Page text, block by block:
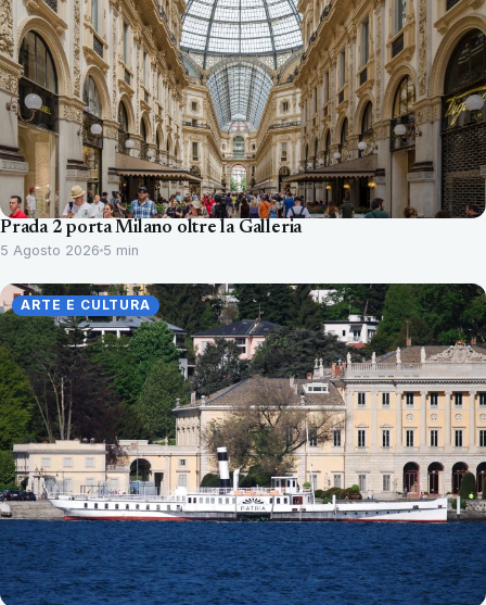
Prada 2 porta Milano oltre la Galleria
5 Agosto 2026 5 min
ARTE E CULTURA